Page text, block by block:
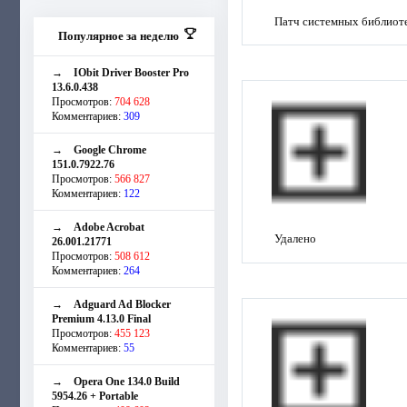
Популярное за неделю
→ IObit Driver Booster Pro
13.6.0.438
Просмотров: 704 628
Комментариев: 309
→ Google Chrome
151.0.7922.76
Просмотров: 566 827
Комментариев: 122
→ Adobe Acrobat
26.001.21771
Просмотров: 508 612
Комментариев: 264
→ Adguard Ad Blocker
Premium 4.13.0 Final
Просмотров: 455 123
Комментариев: 55
→ Opera One 134.0 Build
5954.26 + Portable
Патч системных
Удалено